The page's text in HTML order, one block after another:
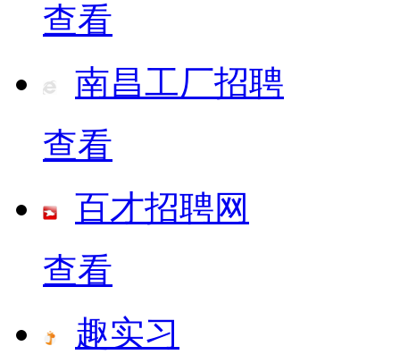
查看
南昌工厂招聘
查看
百才招聘网
查看
趣实习